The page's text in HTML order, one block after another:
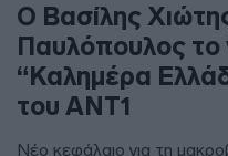
Ο Βασίλης
Παυλόπουλος το
“Καλημέρα
του ΑΝΤ1
Νέο κεφάλαιο για τη